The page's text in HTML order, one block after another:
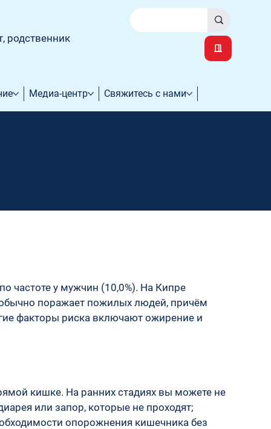
родственник
Медиа-центр Свяжитесь с нами
частоте у мужчин (10,0%). На Кипре
поражает пожилых людей, причём
факторы риска включают ожирение и
кишке. На ранних стадиях вы можете не
или запор, которые не проходят;
опорожнения кишечника без